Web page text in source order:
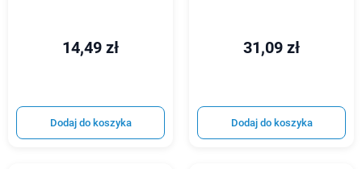
14,49 zł
Dodaj do koszyka
31,09 zł
Dodaj do koszyka